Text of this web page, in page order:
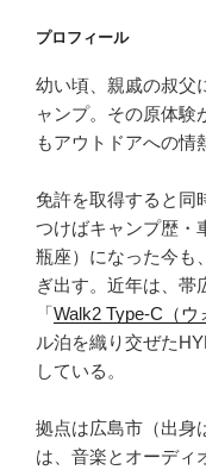
プロフィール
幼い頃、親戚の叔父
ャンプ。その原体験
もアウトドアへの情
免許を取得すると同
つけばキャンプ歴・
瓶座）になった今も
ぎ出す。近年は、帯
「Walk2 Type‑C（ウ
ル泊を織り交ぜた
している。
拠点は広島市（出身
は、音楽とオーディ